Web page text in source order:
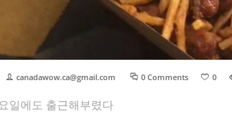
canadawow.ca@gmail.com 0 Comments 0
일에도 출근해부렸다